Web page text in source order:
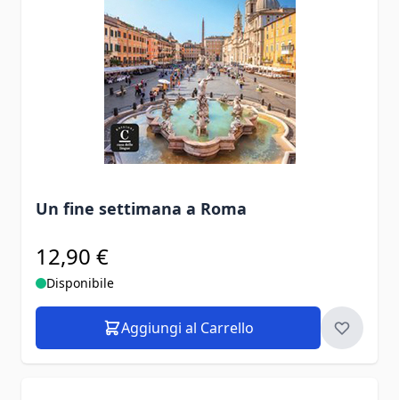
Un fine settimana a Roma
12,90 €
Disponibile
Aggiungi al Carrello